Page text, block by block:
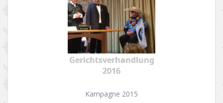
Gerichtsverhandlung
2016
Kampagne 2015